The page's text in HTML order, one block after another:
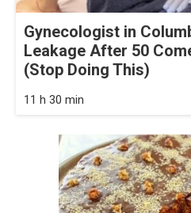
Gynecologist in
Leakage After 50
(Stop Doing This)
11 h 30 min